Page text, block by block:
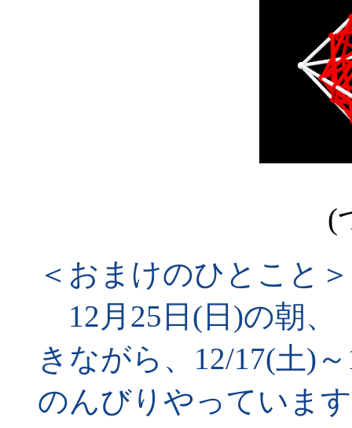
(
＜おまけのひとこと＞
12月25日(日)の朝、
きながら、12/17(土)
のんびりやっていま